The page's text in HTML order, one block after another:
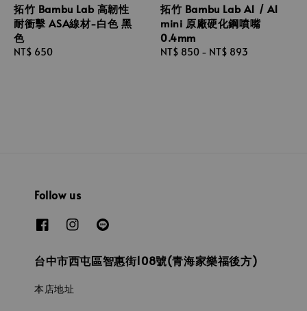
拓竹 Bambu Lab 高韌性
耐衝擊 ASA線材-白色 黑
色
Regular
NT$ 650
拓竹 Bambu Lab A1 / A1
mini 原廠硬化鋼噴嘴
0.4mm
Regular
NT$ 850 - NT$ 893
Follow us
台中市西屯區智惠街108號(青海家樂福後方)
本店地址